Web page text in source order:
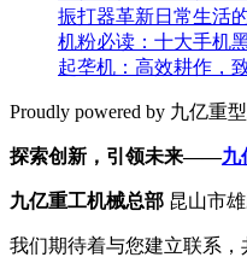
振打器革新日常生活
机粉必读：十大手机
起垄机：高效耕作，
Proudly powered by 九亿重
探索创新，引领未来——九
九亿重工机械总部 昆山市
我们期待着与您建立联系，